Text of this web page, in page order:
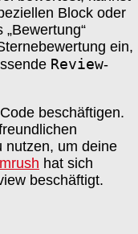
Block oder
ein,
Review-
beschäftigen.
nutzen, um deine
hat sich
beschäftigt.